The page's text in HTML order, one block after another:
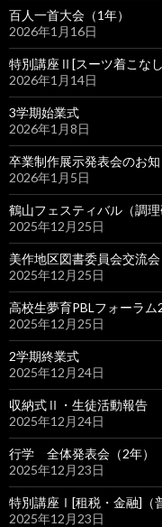
百人一首大会（1年）
2026年1月16日
特別講座Ⅱ[スーツ着こな
2026年1月14日
3学期始業式
2026年1月8日
卒業制作展示発表会のお知
2026年1月5日
鶴山フェスティバル（調理
2025年12月25日
美作地区図書委員会交流会
2025年12月25日
高校生夢育PBLフォーラム
2025年12月25日
2学期終業式
2025年12月24日
収納式Ⅱ・生徒活動報告
2025年12月24日
行学 全体発表会（2年）
2025年12月23日
特別講座Ⅰ[租税・金融]（
2025年12月23日